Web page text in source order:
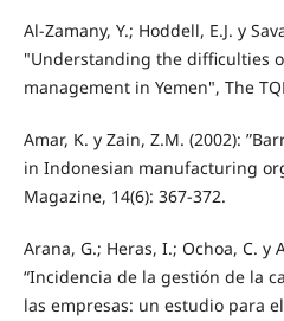
Al-Zamany, Y.; Hoddell, E.J. y
"Understanding the difficulties
management in Yemen", The
Amar, K. y Zain, Z.M. (2002):
in Indonesian manufacturing
Magazine, 14(6): 367-372.
Arana, G.; Heras, I.; Ochoa, C. y
“Incidencia de la gestión de la
las empresas: un estudio para